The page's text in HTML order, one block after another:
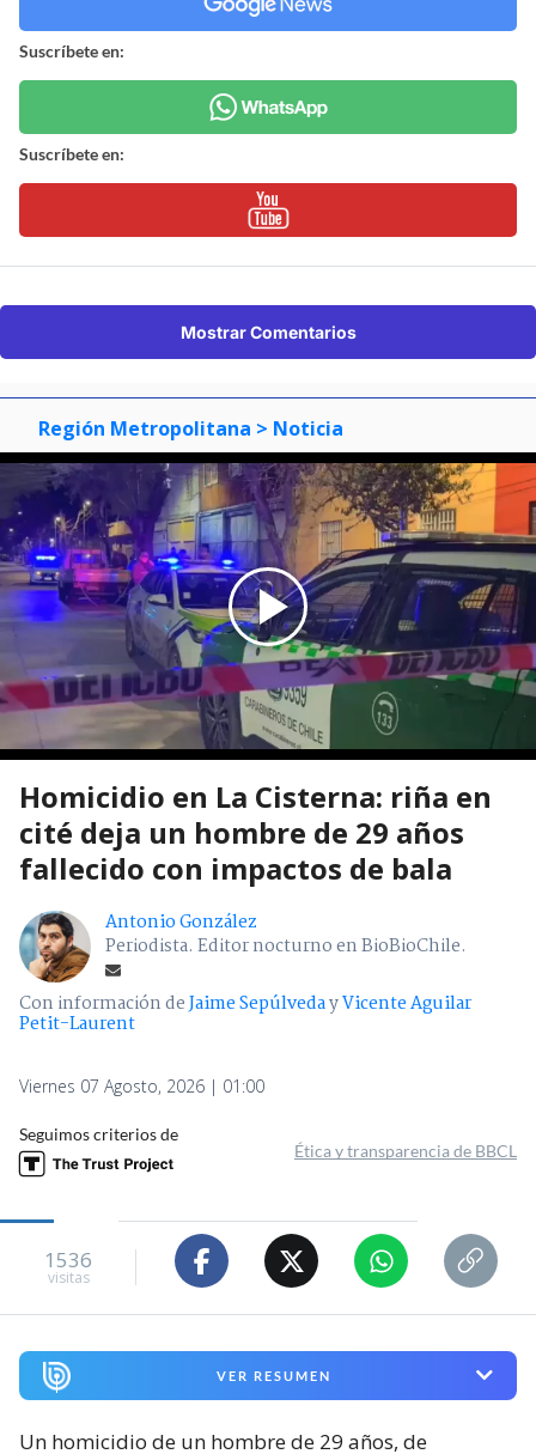
Suscríbete en:
Suscríbete en:
Mostrar Comentarios
Región Metropolitana > Noticia
Homicidio en La Cisterna: riña en
cité deja un hombre de 29 años
fallecido con impactos de bala
Antonio González
Periodista. Editor nocturno en BioBioChile.
Con información deJaime SepúlvedayVicente Aguilar
Petit-Laurent
Viernes 07 Agosto, 2026 | 01:00
Seguimos criterios de
Ética y transparencia de BBCL
1536
visitas
VER RESUMEN
Un homicidio de un hombre de 29 años, de